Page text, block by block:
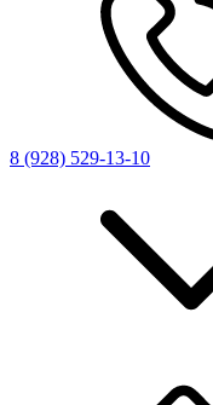
8 (928) 529-13-10